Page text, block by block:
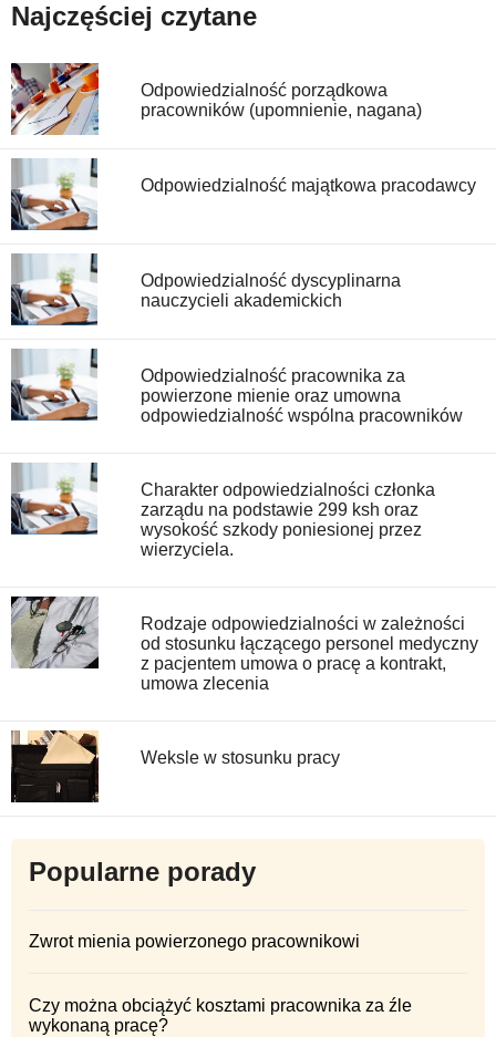
Najczęściej czytane
Odpowiedzialność porządkowa
pracowników (upomnienie, nagana)
Odpowiedzialność majątkowa pracodawcy
Odpowiedzialność dyscyplinarna
nauczycieli akademickich
Odpowiedzialność pracownika za
powierzone mienie oraz umowna
odpowiedzialność wspólna pracowników
Charakter odpowiedzialności członka
zarządu na podstawie 299 ksh oraz
wysokość szkody poniesionej przez
wierzyciela.
Rodzaje odpowiedzialności w zależności
od stosunku łączącego personel medyczny
z pacjentem umowa o pracę a kontrakt,
umowa zlecenia
Weksle w stosunku pracy
Popularne porady
Zwrot mienia powierzonego pracownikowi
Czy można obciążyć kosztami pracownika za źle
wykonaną pracę?